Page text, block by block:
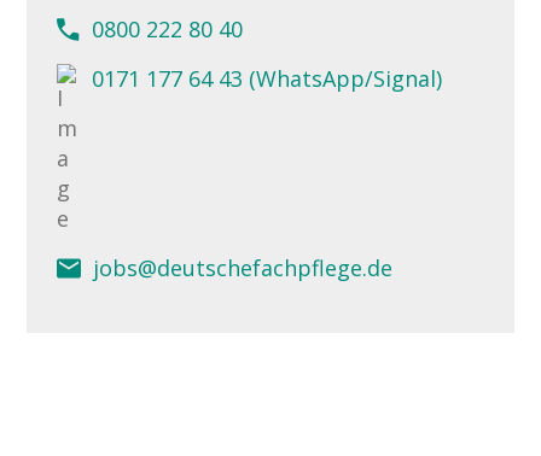
0800 222 80 40
0171 177 64 43 (WhatsApp/Signal)
jobs@deutschefachpflege.de